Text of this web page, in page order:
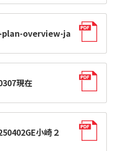
plan-overview-ja
現在
小崎２